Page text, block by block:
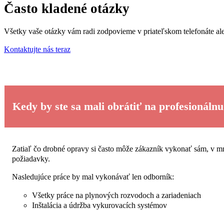
Často kladené otázky
Všetky vaše otázky vám radi zodpovieme v priateľskom telefonáte
Kontaktujte nás teraz
Kedy by ste sa mali obrátiť na
Zatiaľ čo drobné opravy si často môže zákazník vykonať sám, v
požiadavky.
Nasledujúce práce by mal vykonávať len odborník:
Všetky práce na plynových rozvodoch a zariadeniach
Inštalácia a údržba vykurovacích systémov